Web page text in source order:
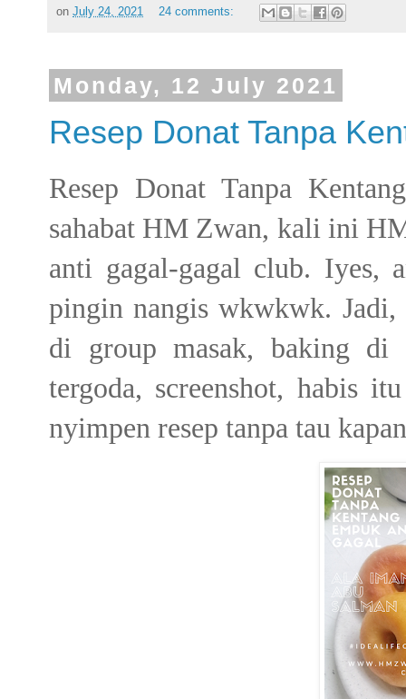
on July 24, 2021 24 comments:
Monday, 12 July 2021
Resep Donat Tanpa
Resep Donat Tanpa
sahabat HM Zwan, kali ini
anti gagal-gagal club. Iyes,
pingin nangis wkwkwk. Jadi,
di group masak, baking di
tergoda, screenshot, habis
nyimpen resep tanpa tau